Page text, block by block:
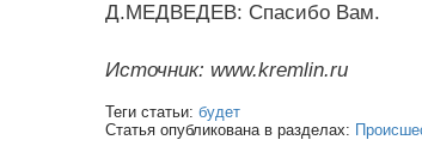
Д.МЕДВЕДЕВ: Спасибо Вам.
Источник: www.kremlin.ru
Теги статьи: будет
Статья опубликована в разделах: